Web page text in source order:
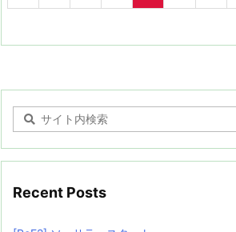
Recent Posts